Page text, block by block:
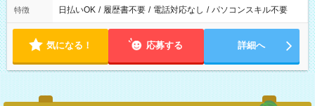
特徴 日払いOK / 履歴書不要 / 電話対応なし / パソコンスキル不要
気になる！ 応募する 詳細へ